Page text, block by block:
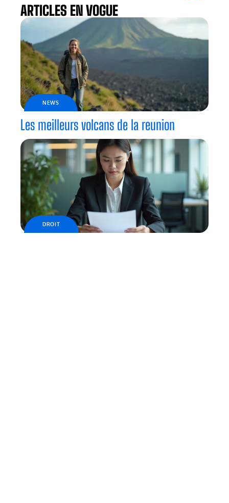
ARTICLES EN VOGUE
NEWS
Les meilleurs volcans de la reunion
DROIT